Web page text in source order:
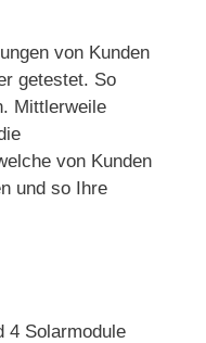
von Kunden
getestet. So
Mittlerweile
von Kunden
und so Ihre
4 Solarmodule